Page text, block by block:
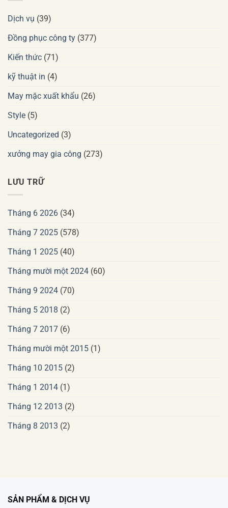
Dịch vụ (39)
Đồng phục công ty (377)
Kiến thức (71)
kỹ thuật in (4)
May mặc xuất khẩu (26)
Style (5)
Uncategorized (3)
xưởng may gia công (273)
LƯU TRỮ
Tháng 6 2026 (34)
Tháng 7 2025 (578)
Tháng 1 2025 (40)
Tháng mười một 2024 (60)
Tháng 9 2024 (70)
Tháng 5 2018 (2)
Tháng 7 2017 (6)
Tháng mười một 2015 (1)
Tháng 10 2015 (2)
Tháng 1 2014 (1)
Tháng 12 2013 (2)
Tháng 8 2013 (2)
SẢN PHẨM & DỊCH VỤ